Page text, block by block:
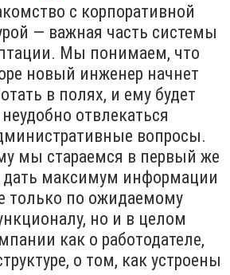
с корпоративной
— важная часть системы
Мы понимаем, что
новый инженер начнет
в полях, и ему будет
неудобно отвлекаться
вопросы.
мы стараемся в первый же
дать максимум информации
только по ожидаемому
но и в целом
как о работодателе,
о том, как устроены